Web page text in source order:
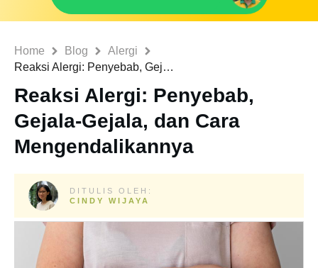
Home Blog
Alergi
Reaksi Alergi: Penyebab, Gejala-Gejala, dan Cara Mengendalikannya
Reaksi Alergi: Penyebab,
Gejala-Gejala, dan Cara
Mengendalikannya
DITULIS OLEH:
CINDY WIJAYA